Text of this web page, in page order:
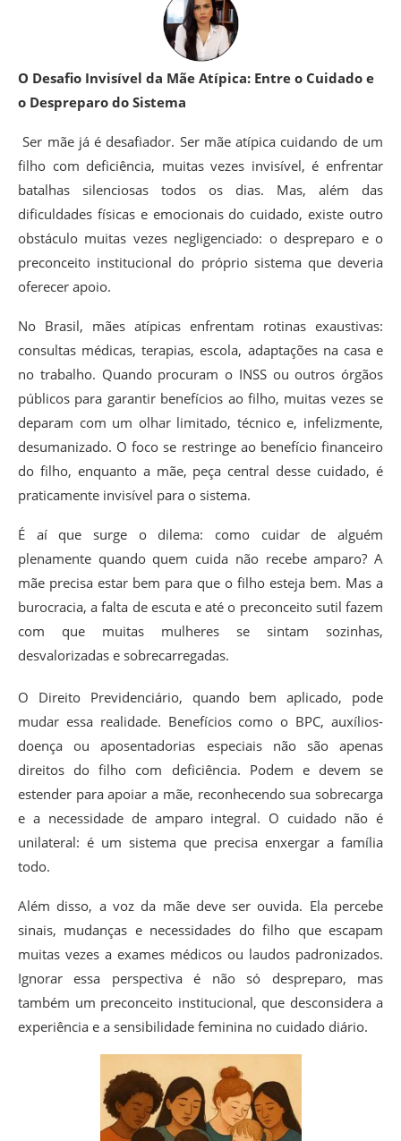
O Desafio Invisível da Mãe Atípica: Entre o Cuidado e
o Despreparo do Sistema
Ser mãe já é desafiador. Ser mãe atípica cuidando de um
filho com deficiência, muitas vezes invisível, é enfrentar
batalhas silenciosas todos os dias. Mas, além das
dificuldades físicas e emocionais do cuidado, existe outro
obstáculo muitas vezes negligenciado: o despreparo e o
preconceito institucional do próprio sistema que deveria
oferecer apoio.
No Brasil, mães atípicas enfrentam rotinas exaustivas:
consultas médicas, terapias, escola, adaptações na casa e
no trabalho. Quando procuram o INSS ou outros órgãos
públicos para garantir benefícios ao filho, muitas vezes se
deparam com um olhar limitado, técnico e, infelizmente,
desumanizado. O foco se restringe ao benefício financeiro
do filho, enquanto a mãe, peça central desse cuidado, é
praticamente invisível para o sistema.
É aí que surge o dilema: como cuidar de alguém
plenamente quando quem cuida não recebe amparo? A
mãe precisa estar bem para que o filho esteja bem. Mas a
burocracia, a falta de escuta e até o preconceito sutil fazem
com que muitas mulheres se sintam sozinhas,
desvalorizadas e sobrecarregadas.
O Direito Previdenciário, quando bem aplicado, pode
mudar essa realidade. Benefícios como o BPC, auxílios-
doença ou aposentadorias especiais não são apenas
direitos do filho com deficiência. Podem e devem se
estender para apoiar a mãe, reconhecendo sua sobrecarga
e a necessidade de amparo integral. O cuidado não é
unilateral: é um sistema que precisa enxergar a família
todo.
Além disso, a voz da mãe deve ser ouvida. Ela percebe
sinais, mudanças e necessidades do filho que escapam
muitas vezes a exames médicos ou laudos padronizados.
Ignorar essa perspectiva é não só despreparo, mas
também um preconceito institucional, que desconsidera a
experiência e a sensibilidade feminina no cuidado diário.